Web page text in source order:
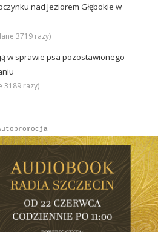
nad Jeziorem Głębokie w
3719 razy)
w sprawie psa pozostawionego
3189 razy)